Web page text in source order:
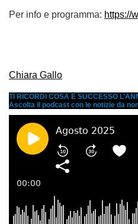
Per info e programma: https://
Chiara Gallo
TI RICORDI COSA È SUCCESSO
Ascolta il podcast con le notizie da